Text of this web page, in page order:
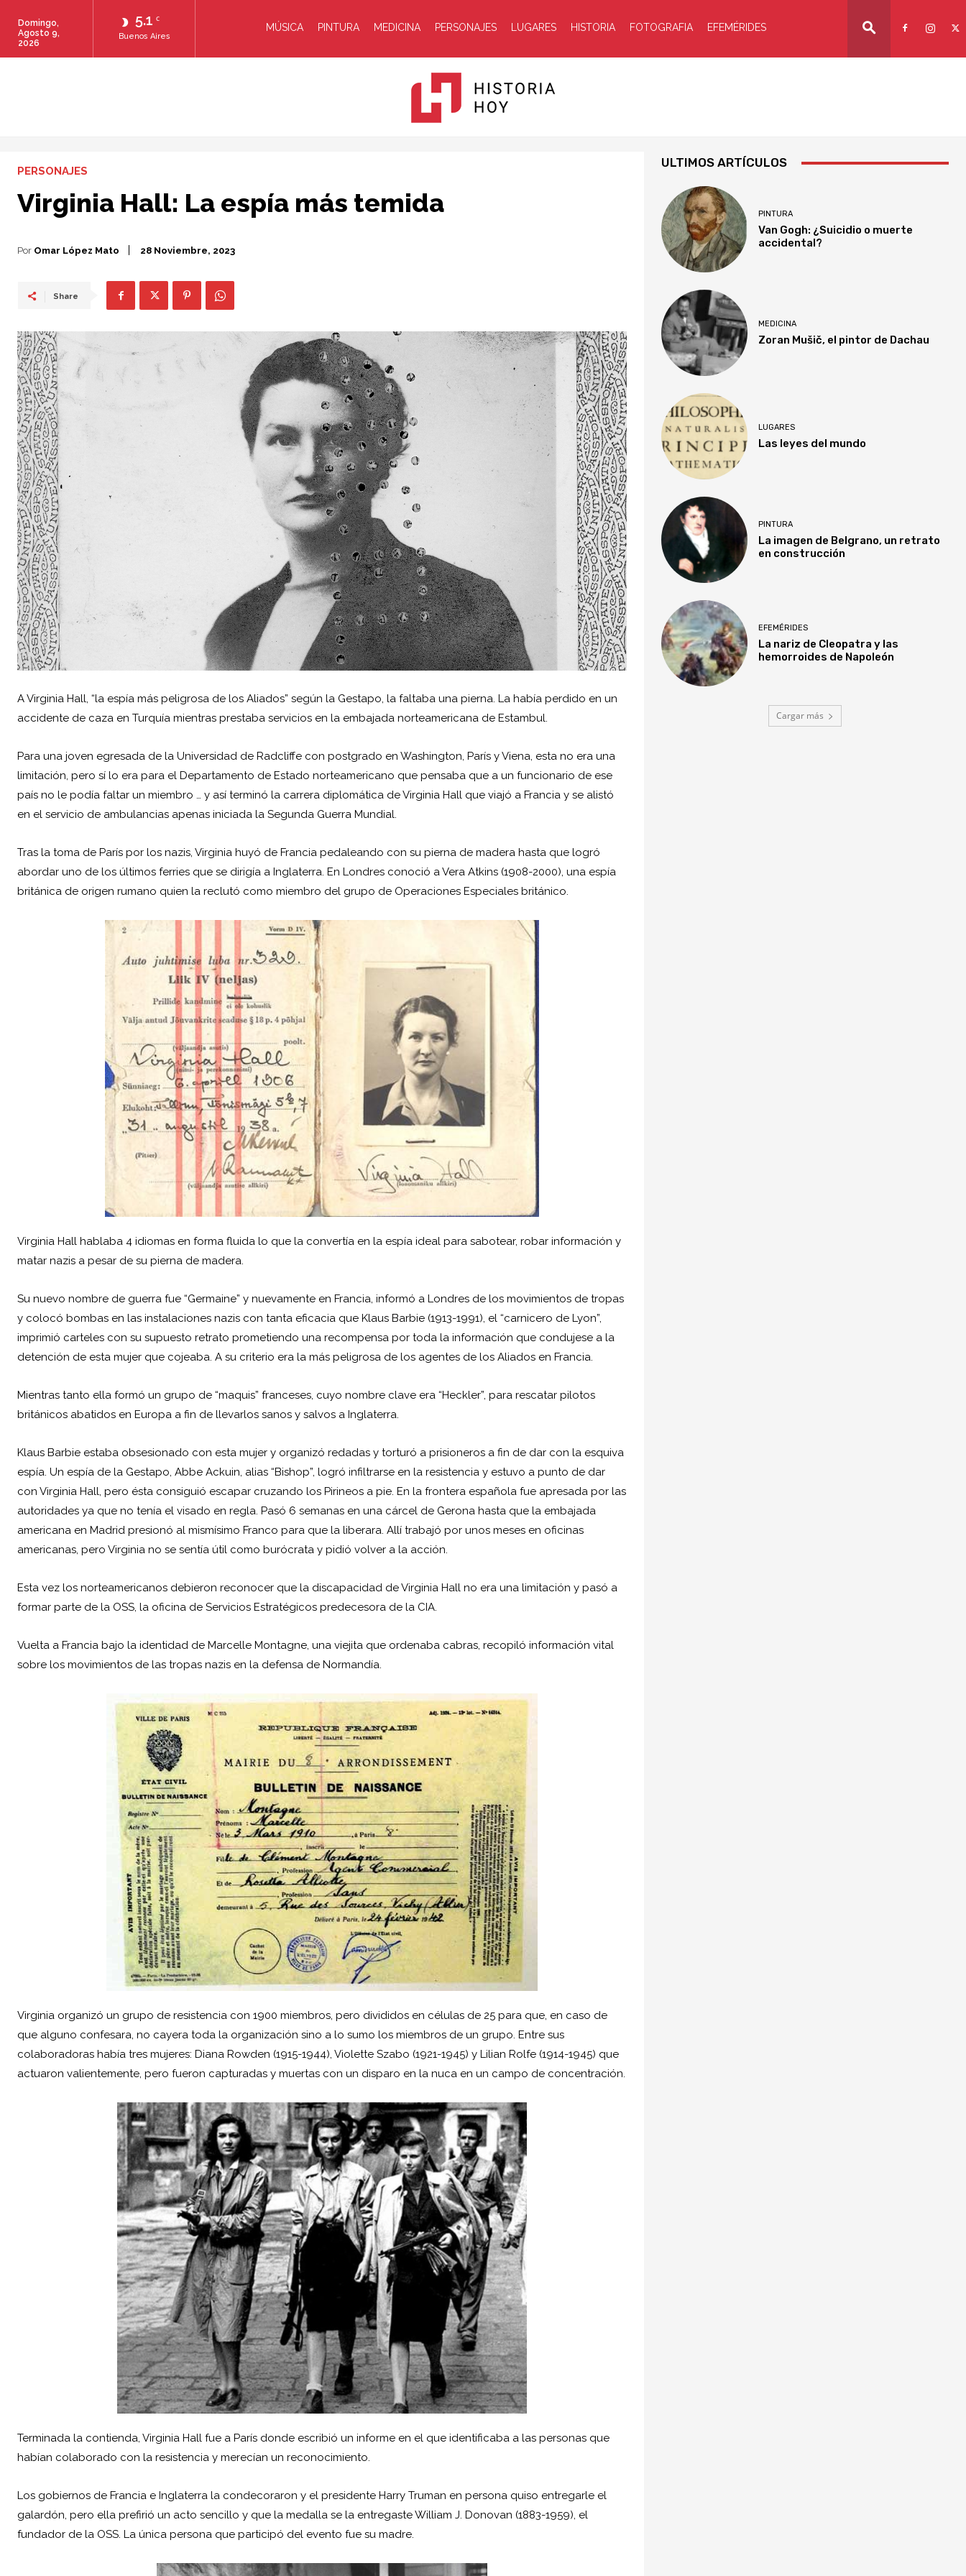
5.1 C
Buenos Aires
Domingo,
Agosto 9,
2026
MÚSICA PINTURA MEDICINA PERSONAJES LUGARES HISTORIA FOTOGRAFIA EFEMÉRIDES
PERSONAJES
Virginia Hall: La espía más temida
Por Omar López Mato 28 Noviembre, 2023
Share
A Virginia Hall, “la espía más peligrosa de los Aliados” según la Gestapo, la faltaba una pierna. La había perdido en un
accidente de caza en Turquía mientras prestaba servicios en la embajada norteamericana de Estambul.
Para una joven egresada de la Universidad de Radcliffe con postgrado en Washington, París y Viena, esta no era una
limitación, pero sí lo era para el Departamento de Estado norteamericano que pensaba que a un funcionario de ese
país no le podía faltar un miembro … y así terminó la carrera diplomática de Virginia Hall que viajó a Francia y se alistó
en el servicio de ambulancias apenas iniciada la Segunda Guerra Mundial.
Tras la toma de París por los nazis, Virginia huyó de Francia pedaleando con su pierna de madera hasta que logró
abordar uno de los últimos ferries que se dirigía a Inglaterra. En Londres conoció a Vera Atkins (1908-2000), una espía
británica de origen rumano quien la reclutó como miembro del grupo de Operaciones Especiales británico.
Virginia Hall hablaba 4 idiomas en forma fluida lo que la convertía en la espía ideal para sabotear, robar información y
matar nazis a pesar de su pierna de madera.
Su nuevo nombre de guerra fue “Germaine” y nuevamente en Francia, informó a Londres de los movimientos de tropas
y colocó bombas en las instalaciones nazis con tanta eficacia que Klaus Barbie (1913-1991), el “carnicero de Lyon”,
imprimió carteles con su supuesto retrato prometiendo una recompensa por toda la información que condujese a la
detención de esta mujer que cojeaba. A su criterio era la más peligrosa de los agentes de los Aliados en Francia.
Mientras tanto ella formó un grupo de “maquis” franceses, cuyo nombre clave era “Heckler”, para rescatar pilotos
británicos abatidos en Europa a fin de llevarlos sanos y salvos a Inglaterra.
Klaus Barbie estaba obsesionado con esta mujer y organizó redadas y torturó a prisioneros a fin de dar con la esquiva
espía. Un espía de la Gestapo, Abbe Ackuin, alias “Bishop”, logró infiltrarse en la resistencia y estuvo a punto de dar
con Virginia Hall, pero ésta consiguió escapar cruzando los Pirineos a pie. En la frontera española fue apresada por las
autoridades ya que no tenía el visado en regla. Pasó 6 semanas en una cárcel de Gerona hasta que la embajada
americana en Madrid presionó al mismísimo Franco para que la liberara. Allí trabajó por unos meses en oficinas
americanas, pero Virginia no se sentía útil como burócrata y pidió volver a la acción.
Esta vez los norteamericanos debieron reconocer que la discapacidad de Virginia Hall no era una limitación y pasó a
formar parte de la OSS, la oficina de Servicios Estratégicos predecesora de la CIA.
Vuelta a Francia bajo la identidad de Marcelle Montagne, una viejita que ordenaba cabras, recopiló información vital
sobre los movimientos de las tropas nazis en la defensa de Normandía.
Virginia organizó un grupo de resistencia con 1900 miembros, pero divididos en células de 25 para que, en caso de
que alguno confesara, no cayera toda la organización sino a lo sumo los miembros de un grupo. Entre sus
colaboradoras había tres mujeres: Diana Rowden (1915-1944), Violette Szabo (1921-1945) y Lilian Rolfe (1914-1945) que
actuaron valientemente, pero fueron capturadas y muertas con un disparo en la nuca en un campo de concentración.
Terminada la contienda, Virginia Hall fue a París donde escribió un informe en el que identificaba a las personas que
habían colaborado con la resistencia y merecían un reconocimiento.
Los gobiernos de Francia e Inglaterra la condecoraron y el presidente Harry Truman en persona quiso entregarle el
galardón, pero ella prefirió un acto sencillo y que la medalla se la entregaste William J. Donovan (1883-1959), el
fundador de la OSS. La única persona que participó del evento fue su madre.
ULTIMOS ARTÍCULOS
PINTURA
Van Gogh: ¿Suicidio o muerte
accidental?
MEDICINA
Zoran Mušič, el pintor de Dachau
LUGARES
Las leyes del mundo
PINTURA
La imagen de Belgrano, un retrato
en construcción
EFEMÉRIDES
La nariz de Cleopatra y las
hemorroides de Napoleón
Cargar más